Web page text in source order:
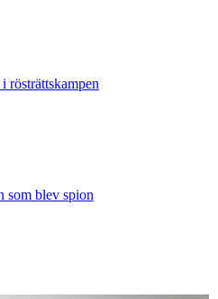
rösträttskampen
som blev spion